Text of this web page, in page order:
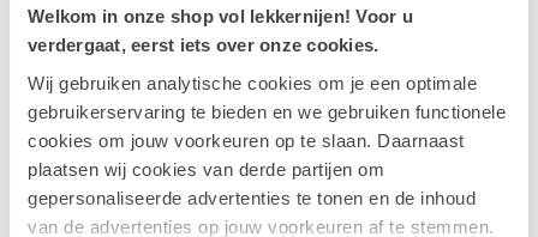
Welkom in onze shop vol lekkernijen! Voor u
verdergaat, eerst iets over onze cookies.
Wij gebruiken analytische cookies om je een optimale
gebruikerservaring te bieden en we gebruiken functionele
cookies om jouw voorkeuren op te slaan. Daarnaast
plaatsen wij cookies van derde partijen om
gepersonaliseerde advertenties te tonen en de inhoud
van de advertenties op jouw voorkeuren af te stemmen.
10-04-2026
Een ballotin valt altijd in de smaak.
23-02-2026
Nieuw paaseitje: Amandel